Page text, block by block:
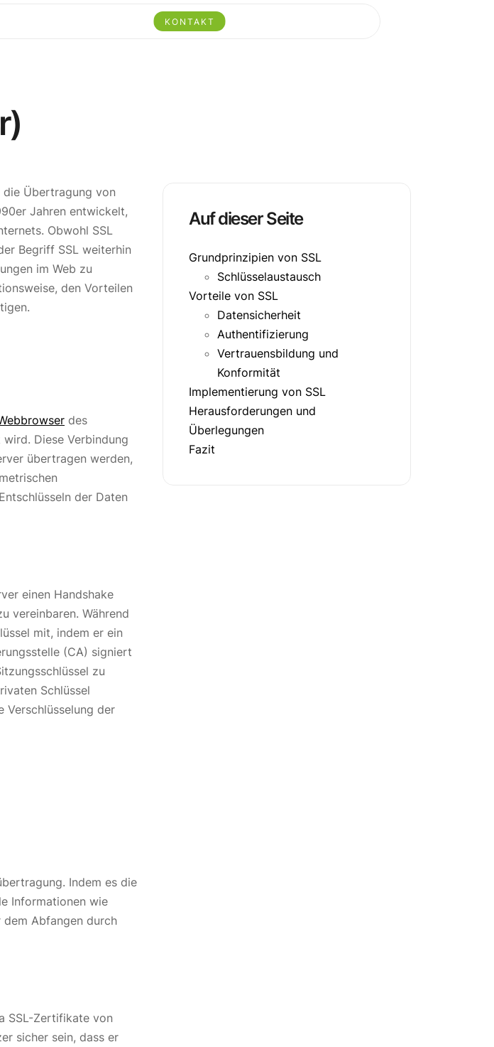
KONTAKT
Auf dieser Seite
Grundprinzipien von SSL
Schlüsselaustausch
Vorteile von SSL
Datensicherheit
Authentifizierung
Vertrauensbildung und
Konformität
Implementierung von SSL
Herausforderungen und
Überlegungen
Fazit
die Übertragung von
Jahren entwickelt,
Obwohl SSL
Begriff SSL weiterhin
im Web zu
den Vorteilen
des
Diese Verbindung
übertragen werden,
der Daten
einen Handshake
vereinbaren. Während
mit, indem er ein
(CA) signiert
zu
Schlüssel
Verschlüsselung der
Indem es die
Informationen wie
Abfangen durch
SSL-Zertifikate von
sicher sein, dass er